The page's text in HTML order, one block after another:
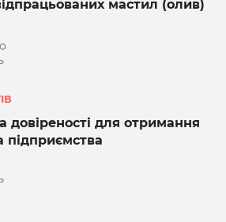
мастил (олив)
довіреності для отримання
підприємства